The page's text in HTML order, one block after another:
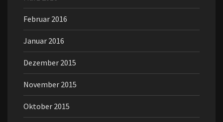
Februar 2016
Januar 2016
Dezember 2015
November 2015
Oktober 2015